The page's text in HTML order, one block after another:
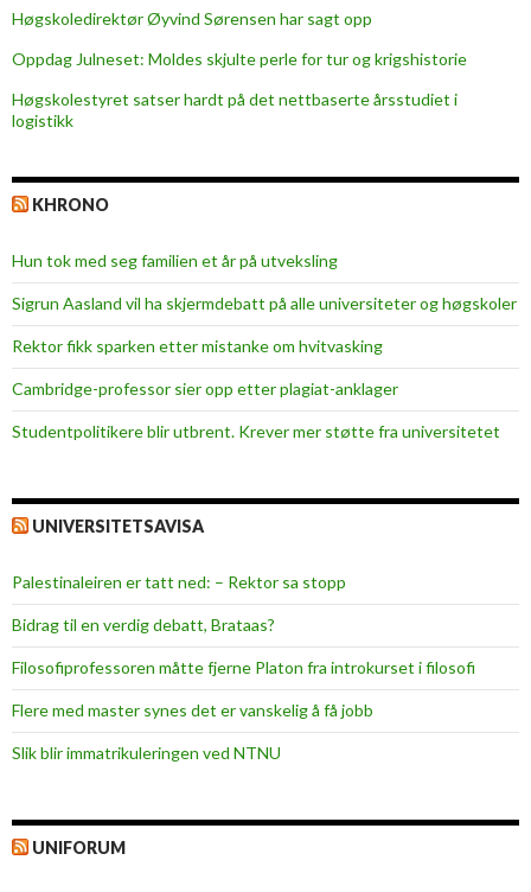
Høgskoledirektør Øyvind Sørensen har sagt opp
Oppdag Julneset: Moldes skjulte perle for tur og krigshistorie
Høgskolestyret satser hardt på det nettbaserte årsstudiet i
logistikk
KHRONO
Hun tok med seg familien et år på utveksling
Sigrun Aasland vil ha skjerm­debatt på alle universiteter og høgskoler
Rektor fikk sparken etter mistanke om hvitvasking
Cambridge-professor sier opp etter plagiat-anklager
Studentpolitikere blir utbrent. Krever mer støtte fra universitetet
UNIVERSITETSAVISA
Palestinaleiren er tatt ned: – Rektor sa stopp
Bidrag til en verdig debatt, Brataas?
Filosofiprofessoren måtte fjerne Platon fra introkurset i filosofi
Flere med master synes det er vanskelig å få jobb
Slik blir immatrikuleringen ved NTNU
UNIFORUM